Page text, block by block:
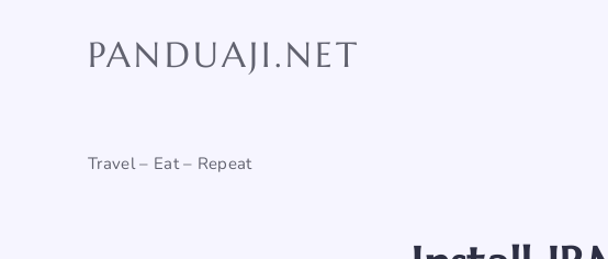
PANDUAJI.NET
Travel – Eat – Repeat